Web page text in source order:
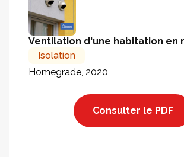
Ventilation d'une habitation en
Isolation
Homegrade, 2020
Consulter le PDF